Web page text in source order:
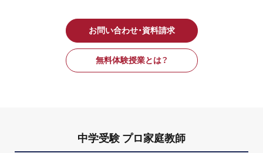
お問い合わせ・資料請求
無料体験授業とは？
中学受験 プロ家庭教師